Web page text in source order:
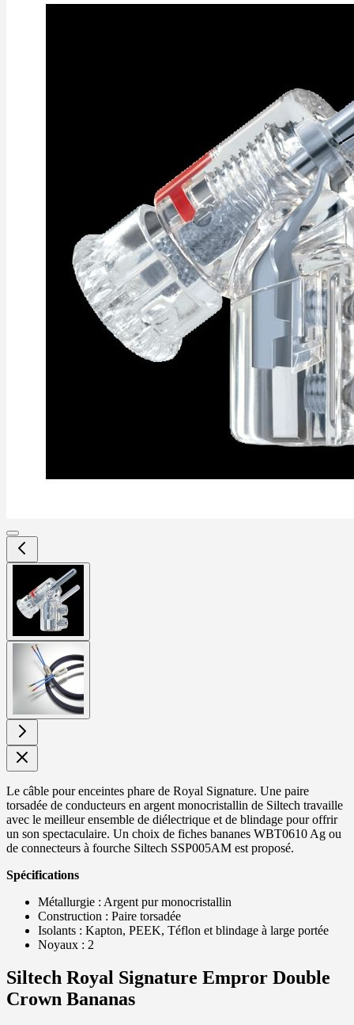
image
View
larger
image
Le câble pour enceintes phare de Royal Signature. Une paire
torsadée de conducteurs en argent monocristallin de Siltech travaille
avec le meilleur ensemble de diélectrique et de blindage pour offrir
un son spectaculaire. Un choix de fiches bananes WBT0610 Ag ou
de connecteurs à fourche Siltech SSP005AM est proposé.
Spécifications
Métallurgie : Argent pur monocristallin
Construction : Paire torsadée
Isolants : Kapton, PEEK, Téflon et blindage à large portée
Noyaux : 2
Siltech Royal Signature Empror Double
Crown Bananas